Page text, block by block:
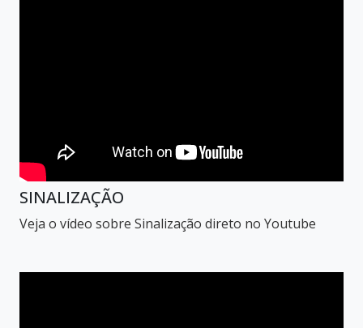
SINALIZAÇÃO
Veja o vídeo sobre Sinalização direto no Youtube